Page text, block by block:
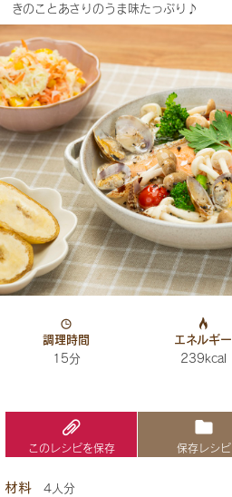
きのことあさりのうま味たっぷり♪
調理時間
15分
エネルギー
239kcal
このレシピを保存 保存レシピ
材料 4人分